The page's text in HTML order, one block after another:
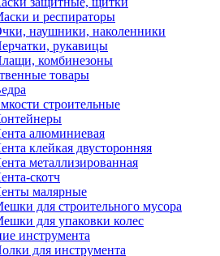
и респираторы
наушники, наколенники
рукавицы
комбинезоны
товары
строительные
алюминиевая
клейкая двусторонняя
металлизированная
скотч
малярные
для строительного мусора
для упаковки колес
инструмента
для инструмента